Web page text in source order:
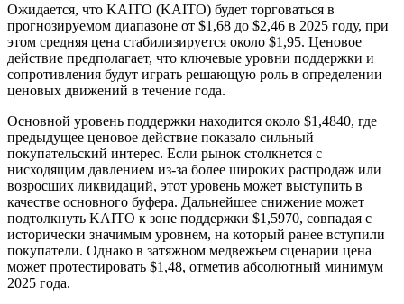
Ожидается, что KAITO (KAITO) будет торговаться в
прогнозируемом диапазоне от $1,68 до $2,46 в 2025 году, при
этом средняя цена стабилизируется около $1,95. Ценовое
действие предполагает, что ключевые уровни поддержки и
сопротивления будут играть решающую роль в определении
ценовых движений в течение года.
Основной уровень поддержки находится около $1,4840, где
предыдущее ценовое действие показало сильный
покупательский интерес. Если рынок столкнется с
нисходящим давлением из-за более широких распродаж или
возросших ликвидаций, этот уровень может выступить в
качестве основного буфера. Дальнейшее снижение может
подтолкнуть KAITO к зоне поддержки $1,5970, совпадая с
исторически значимым уровнем, на который ранее вступили
покупатели. Однако в затяжном медвежьем сценарии цена
может протестировать $1,48, отметив абсолютный минимум
2025 года.